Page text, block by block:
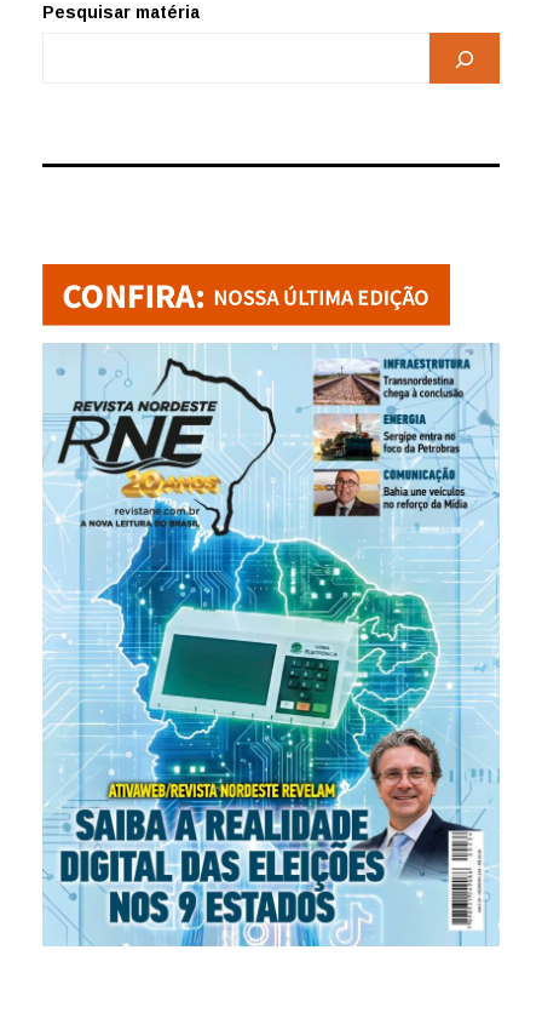
Pesquisar matéria